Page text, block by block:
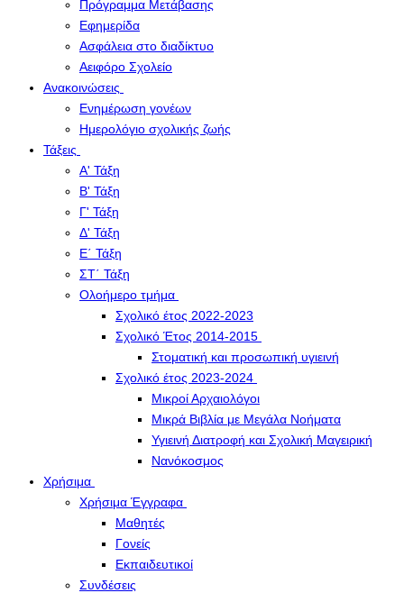
Πρόγραμμα Μετάβασης
Εφημερίδα
Ασφάλεια στο διαδίκτυο
Αειφόρο Σχολείο
Ανακοινώσεις
Ενημέρωση γονέων
Ημερολόγιο σχολικής ζωής
Τάξεις
Α' Τάξη
Β' Τάξη
Γ' Τάξη
Δ' Τάξη
Ε΄ Τάξη
ΣΤ΄ Τάξη
Ολοήμερο τμήμα
Σχολικό έτος 2022-2023
Σχολικό Έτος 2014-2015
Στοματική και προσωπική υγιεινή
Σχολικό έτος 2023-2024
Μικροί Αρχαιολόγοι
Μικρά Βιβλία με Μεγάλα Νοήματα
Υγιεινή Διατροφή και Σχολική Μαγειρική
Νανόκοσμος
Χρήσιμα
Χρήσιμα Έγγραφα
Μαθητές
Γονείς
Εκπαιδευτικοί
Συνδέσεις